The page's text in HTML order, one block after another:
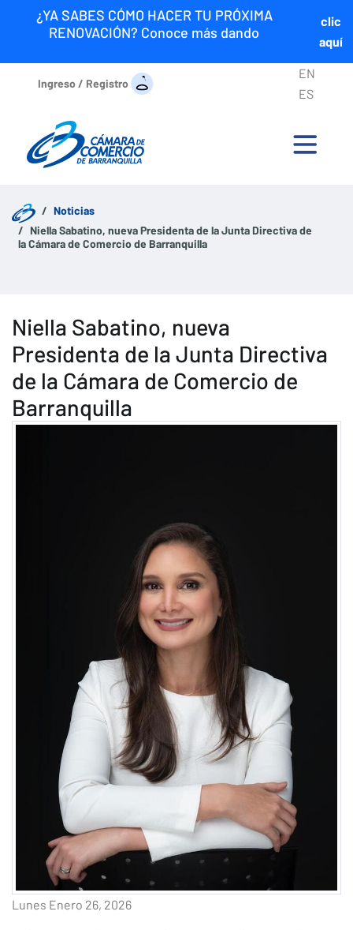
¿YA SABES CÓMO HACER TU PRÓXIMA
RENOVACIÓN? Conoce más dando
clic
aquí
Ingreso / Registro
EN
ES
Noticias
Niella Sabatino, nueva Presidenta de la Junta Directiva de
la Cámara de Comercio de Barranquilla
Niella Sabatino, nueva
Presidenta de la Junta Directiva
de la Cámara de Comercio de
Barranquilla
Lunes Enero 26, 2026